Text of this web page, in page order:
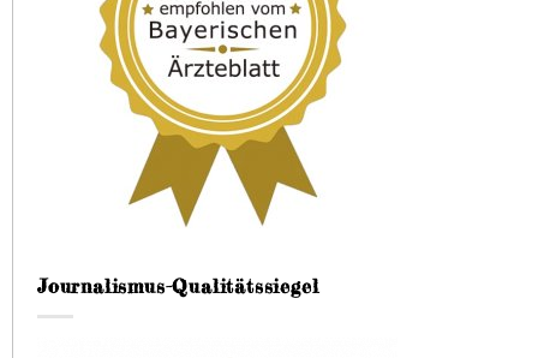
Journalismus-Qualitätssiegel